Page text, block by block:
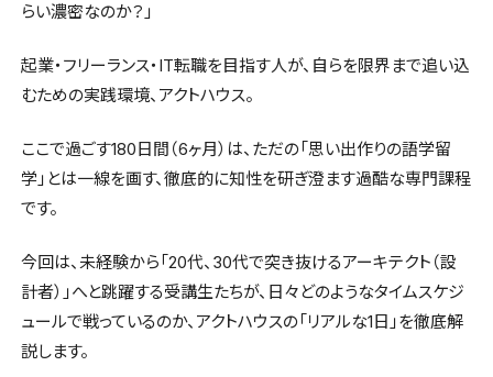
らい濃密なのか？」
起業・フリーランス・IT転職を目指す人が、自らを限界まで追い込
むための実践環境、アクトハウス。
ここで過ごす180日間（6ヶ月）は、ただの「思い出作りの語学留
学」とは一線を画す、徹底的に知性を研ぎ澄ます過酷な専門課程
です。
今回は、未経験から「20代、30代で突き抜けるアーキテクト（設
計者）」へと跳躍する受講生たちが、日々どのようなタイムスケジ
ュールで戦っているのか、アクトハウスの「リアルな1日」を徹底解
説します。